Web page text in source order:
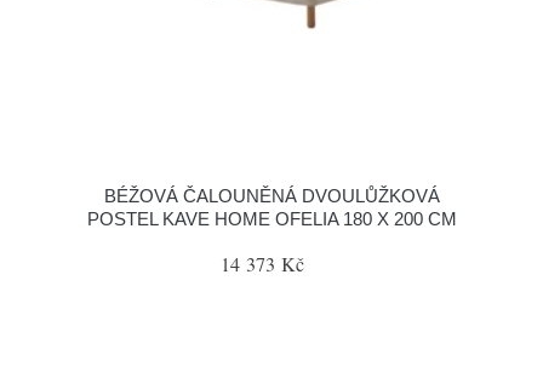
BÉŽOVÁ ČALOUNĚNÁ DVOULŮŽKOVÁ
POSTEL KAVE HOME OFELIA 180 X 200 CM
14 373 Kč